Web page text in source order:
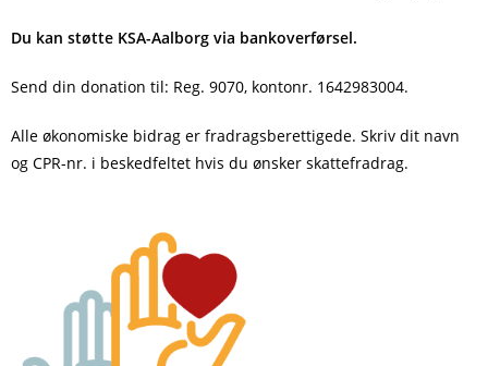
Du kan støtte KSA-Aalborg via bankoverførsel.
Send din donation til: Reg. 9070, kontonr. 1642983004.
Alle økonomiske bidrag er fradragsberettigede. Skriv dit navn
og CPR-nr. i beskedfeltet hvis du ønsker skattefradrag.